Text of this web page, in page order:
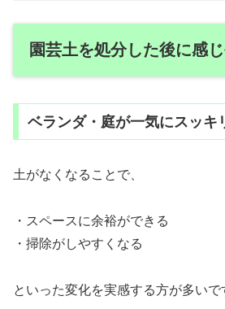
園芸土を処分した後に感
ベランダ・庭が一気にスッキ
土がなくなることで、
・スペースに余裕ができる
・掃除がしやすくなる
といった変化を実感する方が多いで